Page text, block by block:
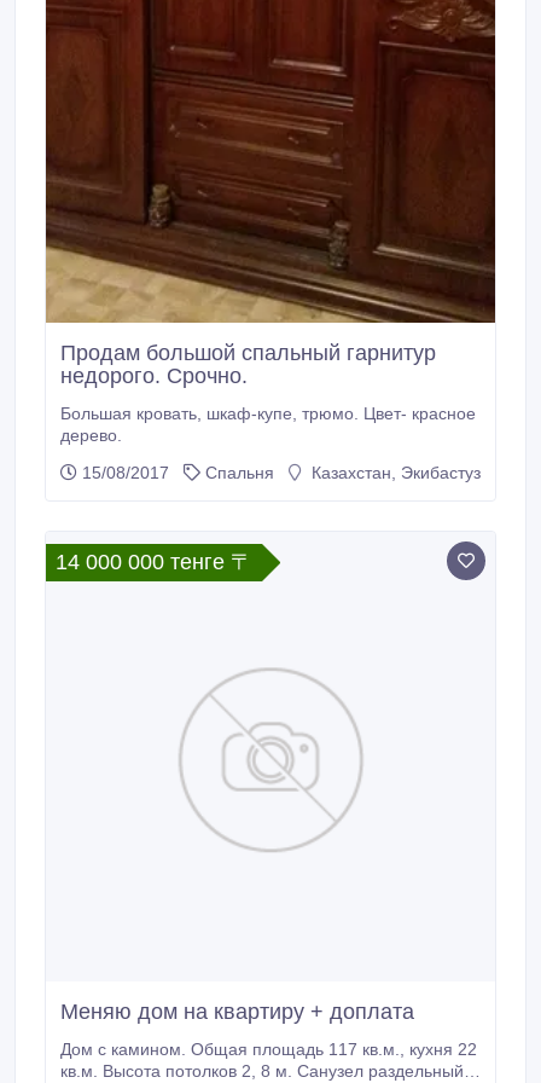
Продам большой спальный гарнитур
недорого. Срочно.
Большая кровать, шкаф-купе, трюмо. Цвет- красное
дерево.
15/08/2017
Спальня Казахстан, Экибастуз
14 000 000 тенге 〒
Меняю дом на квартиру + доплата
Дом с камином. Общая площадь 117 кв.м., кухня 22
кв.м. Высота потолков 2, 8 м. Санузел раздельный.